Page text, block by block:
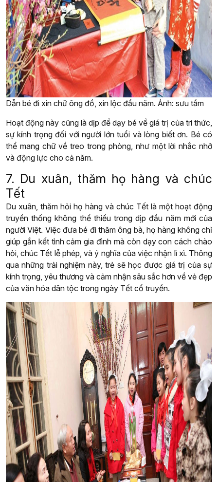
Dẫn bé đi xin chữ ông đồ, xin lộc đầu năm. Ảnh: sưu tầm
Hoạt động này cũng là dịp để dạy bé về giá trị của tri thức,
sự kính trọng đối với người lớn tuổi và lòng biết ơn. Bé có
thể mang chữ về treo trong phòng, như một lời nhắc nhở
và động lực cho cả năm.
7. Du xuân, thăm họ hàng và chúc
Tết
Du xuân, thăm hỏi họ hàng và chúc Tết là một hoạt động
truyền thống không thể thiếu trong dịp đầu năm mới của
người Việt. Việc đưa bé đi thăm ông bà, họ hàng không chỉ
giúp gắn kết tình cảm gia đình mà còn dạy con cách chào
hỏi, chúc Tết lễ phép, và ý nghĩa của việc nhận lì xì. Thông
qua những trải nghiệm này, trẻ sẽ học được giá trị của sự
kính trọng, yêu thương và cảm nhận sâu sắc hơn về vẻ đẹp
của văn hóa dân tộc trong ngày Tết cổ truyền.